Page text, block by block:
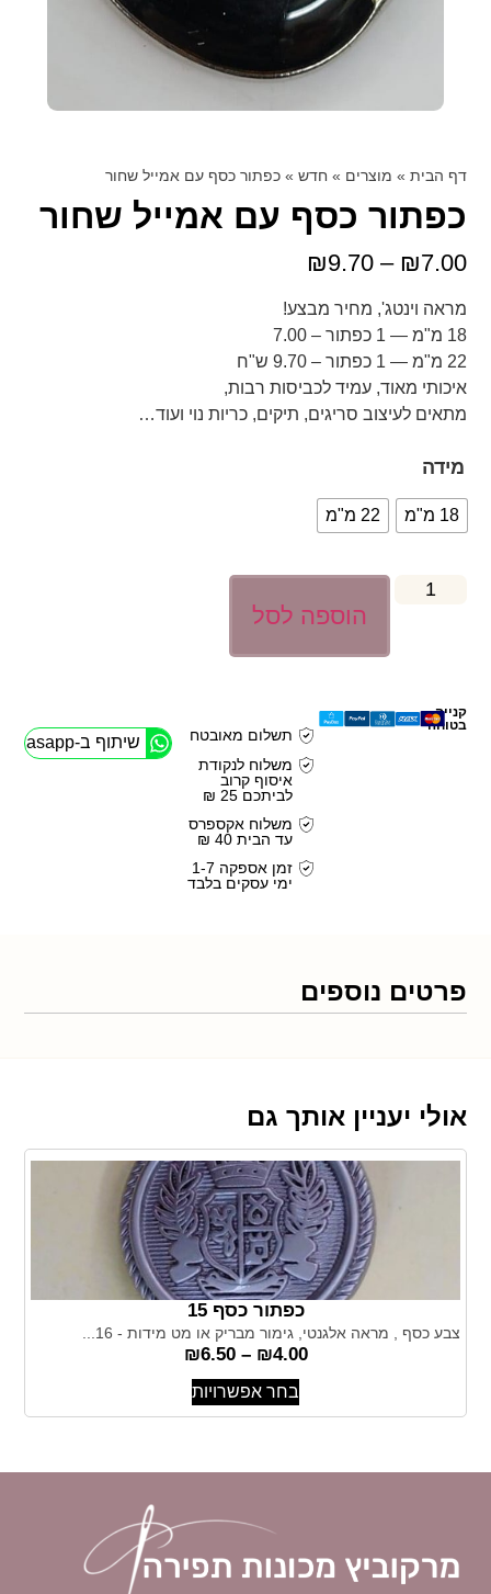
דף הבית » מוצרים » חדש »כפתור כסף עם אמייל שחור
כפתור כסף עם אמייל שחור
₪7.00
–
₪9.70
מראה וינטג', מחיר מבצע!
18 מ"מ — 1 כפתור – 7.00
22 מ"מ — 1 כפתור – 9.70 ש"ח
איכותי מאוד, עמיד לכביסות רבות,
מתאים לעיצוב סריגים, תיקים, כריות נוי ועוד…
מידה
18 מ"מ 22 מ"מ
הוספה לסל
קנייה
בטוחה
תשלום מאובטח
משלוח לנקודת
איסוף קרוב
לביתכם 25 ₪
משלוח אקספרס
עד הבית 40 ₪
זמן אספקה 1-7
ימי עסקים בלבד
שיתוף ב-Whasapp
פרטים נוספים
אולי יעניין אותך גם
כפתור כסף 15
צבע כסף , מראה אלגנטי, גימור מבריק או מט מידות - 16...
₪4.00
–
₪6.50
בחר אפשרויות